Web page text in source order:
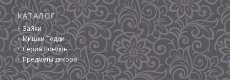
КАТАЛОГ
Зайки
Мишки Тедди
Серия Лондон
Предметы декора